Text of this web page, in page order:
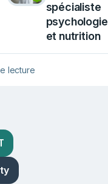
spécialiste
psychologie
et nutrition
lecture